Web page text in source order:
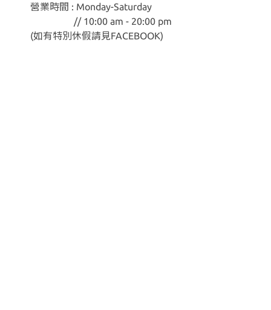
營業時間 : Monday-Saturday
// 10:00 am - 20:00 pm
(如有特別休假請見FACEBOOK)